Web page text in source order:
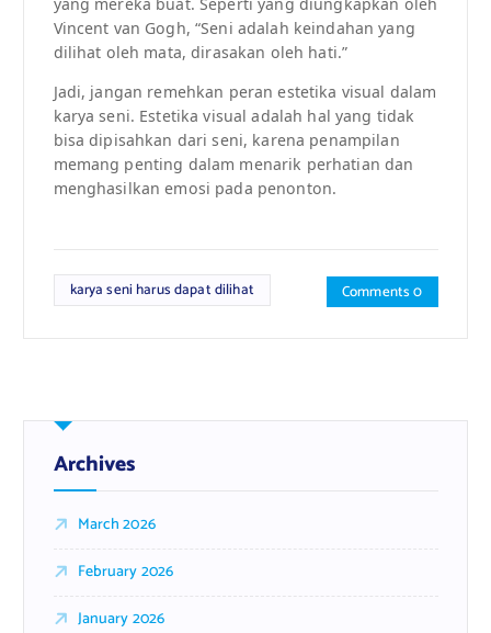
Vincent van Gogh, “Seni adalah keindahan yang
dilihat oleh mata, dirasakan oleh hati.”
Jadi, jangan remehkan peran estetika visual dalam
karya seni. Estetika visual adalah hal yang tidak
bisa dipisahkan dari seni, karena penampilan
memang penting dalam menarik perhatian dan
menghasilkan emosi pada penonton.
karya seni harus dapat dilihat Comments 0
Archives
March 2026
February 2026
January 2026